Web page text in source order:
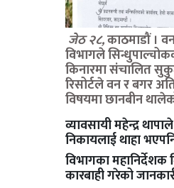
जेठ २८,काठमाडौं ।
विभागले
किनारमा संचालित
रिसोर्टले वन र बगर
विषयमा छानबीन
व्यावसायी महेन्द्र
निकायलाई थाहा
विभागका महानिर्देशक
कारबाही गरेको